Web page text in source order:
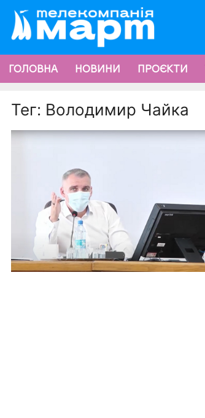
ГОЛОВНА НОВИНИ ПРОЄКТИ
Тег: Володимир Чайка